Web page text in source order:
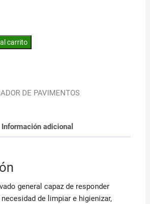
carrito
DE PAVIMENTOS
Información adicional
general capaz de responder
de limpiar e higienizar,